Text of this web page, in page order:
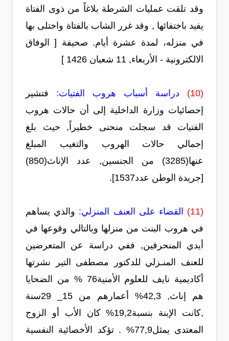
وقد تلقت عمليات الشرطة بلاغاً من ذوى الفتاة
يفيد باختفائها , وقد غرر الشاب بالفتاة واختلى بها
في منزله، لمدة عشرة أيام. صحيفة [ الوفاق
الالكترونية - الأربعاء, 11 شعبان 1426 ]
(10) دراسة أسباب هروب الفتيات: فتشير
إحصائيات وزارة الداخلية إلى أن حالات هروب
الفتيات قد سجلت منحنى خطيراً, حيث بلغ
إجمالي حالات الهروب والتغيب المبلغ
عنها(3285) من الجنسين, عدد الإناث(850)
[جريدة الوطن عدد1537].
(11) القضاء على العنف المنزلي: والذي يساهم
في هروب البنت من منزلها وبالتالي وقوعها في
أيدي المنحرفين, ففي دراسة عن المتعرضين
للعنف المنـزلي للدكتور مصطفى التير نشرتها
أكاديمية نايف للعلوم الأمنية76 % من الضحايا
هم إناث, 42,3% أعمارهم من 15_ 29سنة
,كانت الإبنة بنسبة19,2% كان الأب أو الزوج
المعتدى يمثل77,9% . تؤكد الأخصائية النفسية